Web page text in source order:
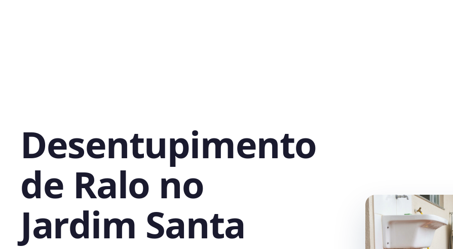
Desentupimento
de Ralo no
Jardim Santa